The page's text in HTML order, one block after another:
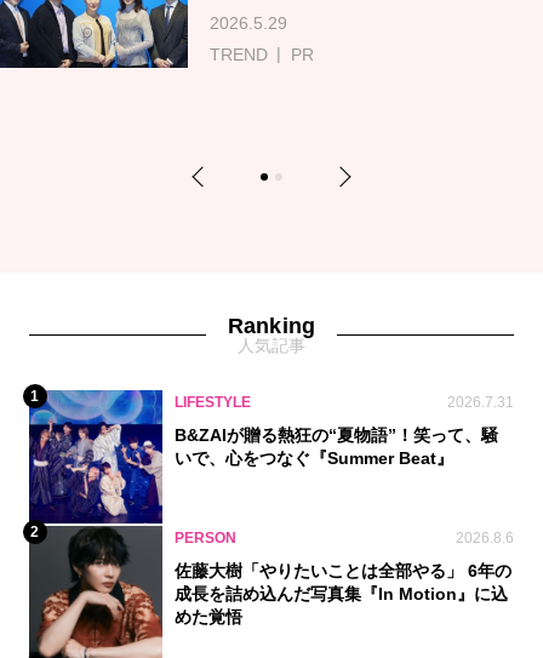
2026.5.29
TREND
PR
Previous 1 2 Next
Ranking
人気記事
1 LIFESTYLE 2026.7.31
B&ZAIが贈る熱狂の“夏物語”！笑って、騒
いで、心をつなぐ『Summer Beat』
2 PERSON 2026.8.6
佐藤大樹「やりたいことは全部やる」 6年の
成長を詰め込んだ写真集『In Motion』に込
めた覚悟